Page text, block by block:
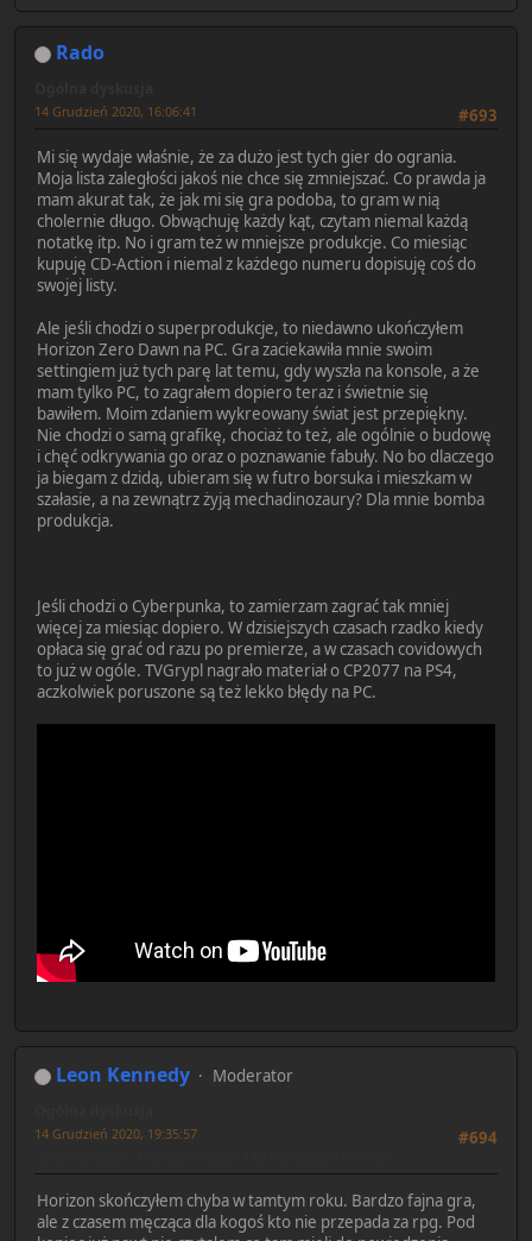
Rado
#693
14 Grudzień 2020, 16:06:41
Mi się wydaje właśnie, że za dużo jest tych gier do ogrania.
Moja lista zaległości jakoś nie chce się zmniejszać. Co prawda ja
mam akurat tak, że jak mi się gra podoba, to gram w nią
cholernie długo. Obwąchuję każdy kąt, czytam niemal każdą
notatkę itp. No i gram też w mniejsze produkcje. Co miesiąc
kupuję CD-Action i niemal z każdego numeru dopisuję coś do
swojej listy.
Ale jeśli chodzi o superprodukcje, to niedawno ukończyłem
Horizon Zero Dawn na PC. Gra zaciekawiła mnie swoim
settingiem już tych parę lat temu, gdy wyszła na konsole, a że
mam tylko PC, to zagrałem dopiero teraz i świetnie się
bawiłem. Moim zdaniem wykreowany świat jest przepiękny.
Nie chodzi o samą grafikę, chociaż to też, ale ogólnie o budowę
i chęć odkrywania go oraz o poznawanie fabuły. No bo dlaczego
ja biegam z dzidą, ubieram się w futro borsuka i mieszkam w
szałasie, a na zewnątrz żyją mechadinozaury? Dla mnie bomba
produkcja.
Jeśli chodzi o Cyberpunka, to zamierzam zagrać tak mniej
więcej za miesiąc dopiero. W dzisiejszych czasach rzadko kiedy
opłaca się grać od razu po premierze, a w czasach covidowych
to już w ogóle. TVGrypl nagrało materiał o CP2077 na PS4,
aczkolwiek poruszone są też lekko błędy na PC.
Leon Kennedy Moderator
#694
14 Grudzień 2020, 19:35:57
Horizon skończyłem chyba w tamtym roku. Bardzo fajna gra,
ale z czasem męcząca dla kogoś kto nie przepada za rpg. Pod